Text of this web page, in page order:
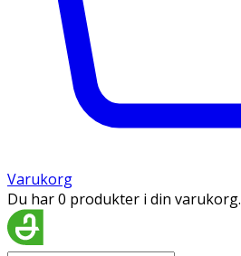
Varukorg
Du har 0 produkter i din varukorg.